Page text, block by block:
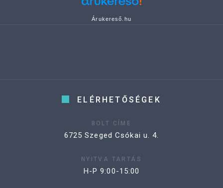
Árukereső.hu
ELÉRHETŐSÉGEK
BOLT CÍME
6725 Szeged Csókai u. 4.
NYITVA TARTÁS
H-P 9:00-15:00